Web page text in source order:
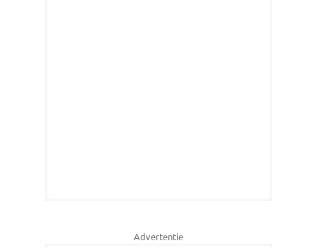
Advertentie